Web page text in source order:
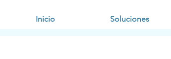
Inicio Soluciones